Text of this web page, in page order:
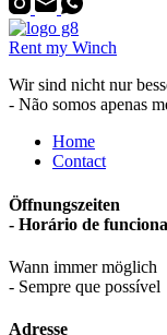
Rent my Winch
Wir sind nicht nur
- Não somos apenas
Home
Contact
Öffnungszeiten
- Horário de
Wann immer möglich
- Sempre que possível
Adresse